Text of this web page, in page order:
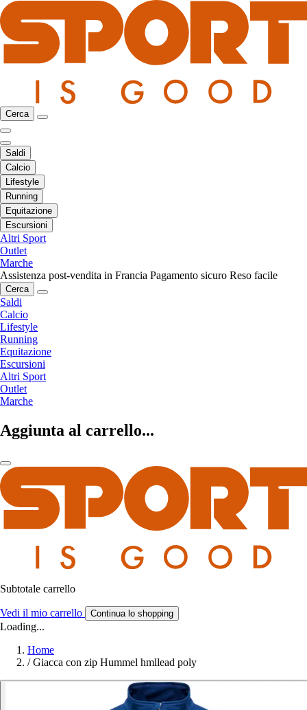
Cerca
Saldi
Calcio
Lifestyle
Running
Equitazione
Escursioni
Altri Sport
Outlet
Marche
Assistenza post-vendita in Francia Pagamento sicuro Reso facile
Cerca
Saldi
Calcio
Lifestyle
Running
Equitazione
Escursioni
Altri Sport
Outlet
Marche
Aggiunta al carrello...
Subtotale carrello
Vedi il mio carrello Continua lo shopping
Loading...
Home
/ Giacca con zip Hummel hmllead poly